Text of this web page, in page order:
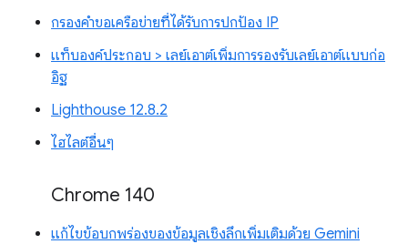
กรองคำขอเครือข่ายที่ได้รับการปกป้อง IP
แท็บองค์ประกอบ > เลย์เอาต์เพิ่มการรองรับเลย์เอาต์แบบก่อ
อิฐ
Lighthouse 12.8.2
ไฮไลต์อื่นๆ
Chrome 140
แก้ไขข้อบกพร่องของข้อมูลเชิงลึกเพิ่มเติมด้วย Gemini